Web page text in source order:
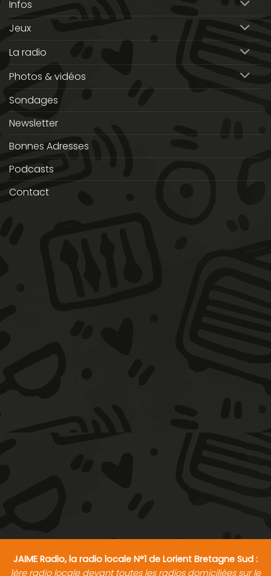
Infos
Jeux
La radio
Photos & vidéos
Sondages
Newsletter
Bonnes Adresses
Podcasts
Contact
JAIME Radio, la radio locale N°1 de Lorient Bretagne Sud :
1ère radio locale devant toutes les radios domiciliées sur le